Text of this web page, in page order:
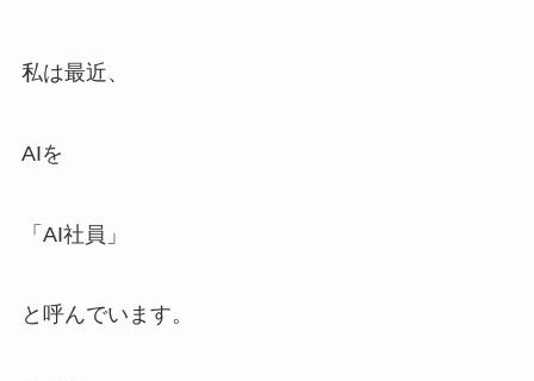
私は最近、
AIを
「AI社員」
と呼んでいます。